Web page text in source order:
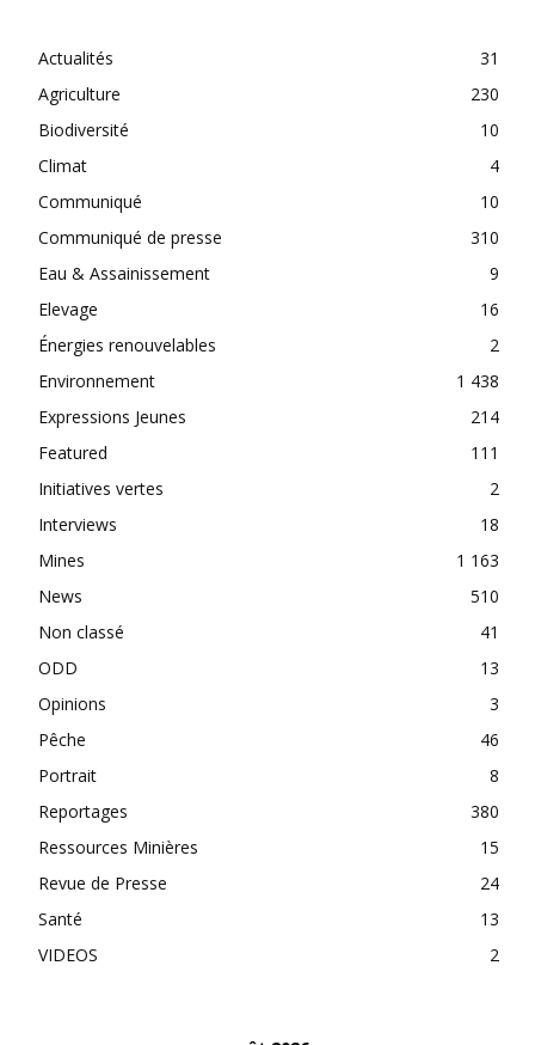
Actualités
31
Agriculture
230
Biodiversité
10
Climat
4
Communiqué
10
Communiqué de presse
310
Eau & Assainissement
9
Elevage
16
Énergies renouvelables
2
Environnement
1 438
Expressions Jeunes
214
Featured
111
Initiatives vertes
2
Interviews
18
Mines
1 163
News
510
Non classé
41
ODD
13
Opinions
3
Pêche
46
Portrait
8
Reportages
380
Ressources Minières
15
Revue de Presse
24
Santé
13
VIDEOS
2